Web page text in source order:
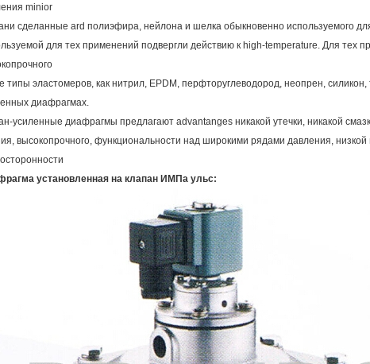
minior
сделанные ard полиэфира, нейлона и шелка обыкновенно используемого
для тех применений подвергли действию к high-temperature. Для тех
типы эластомеров, как нитрил, EPDM, перфторуглеводород, неопрен,
диафрагмах.
усиленные диафрагмы предлагают advantanges никакой утечки, никакой
высокопрочного, функциональности над широкими рядами давления, низкой
установленная на клапан ИМПа ульс: